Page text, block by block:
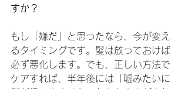
すか？
もし「嫌だ」と思ったなら、今が変え
るタイミングです。髪は放っておけば
必ず悪化します。でも、正しい方法で
ケアすれば、半年後には「嘘みたいに